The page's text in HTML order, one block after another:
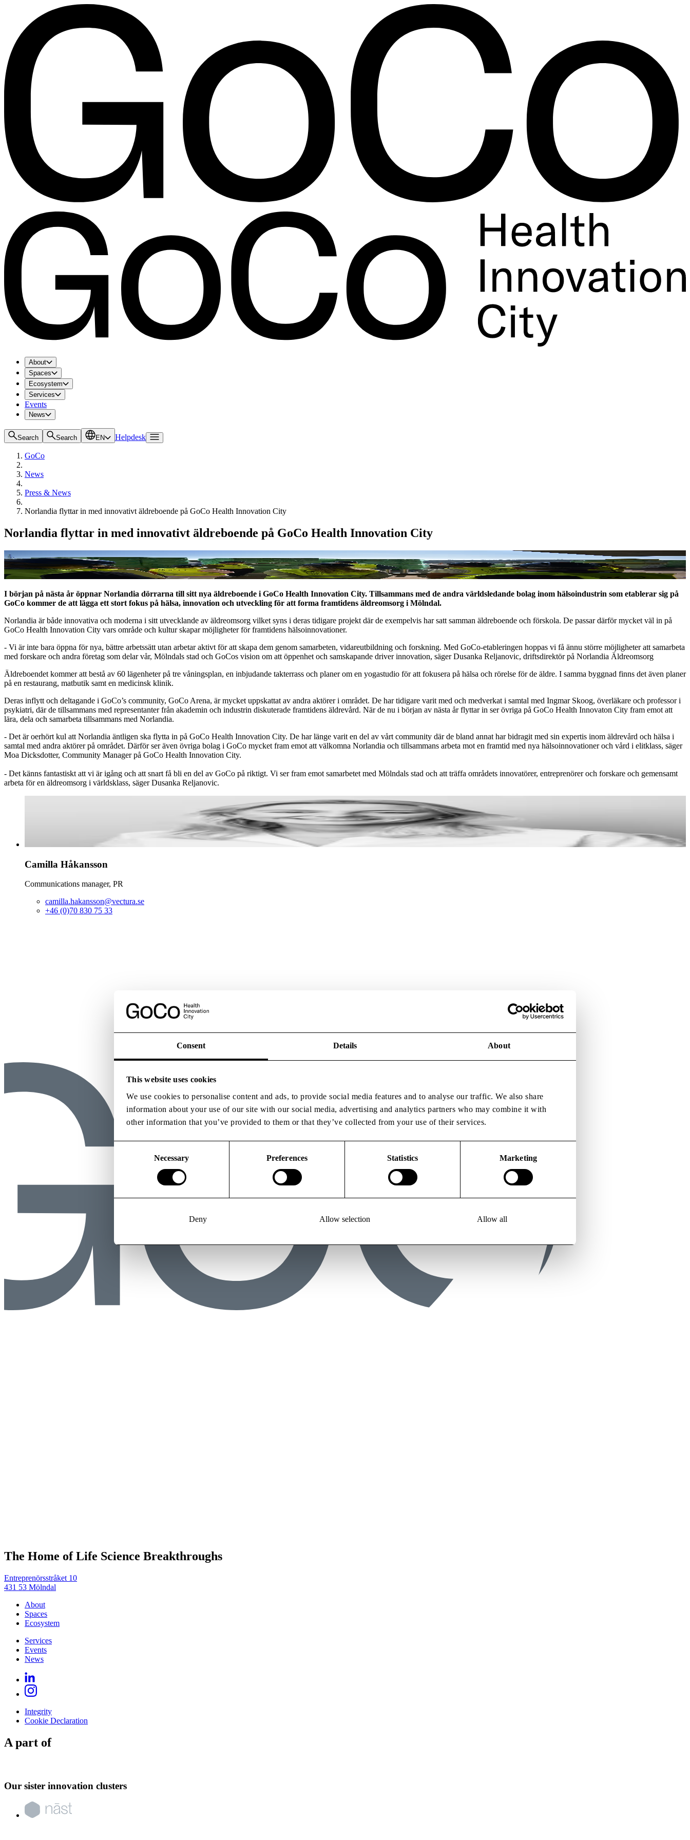
Consent Details About
This website uses cookies
We use cookies to personalise content and ads, to provide social media features and to analyse our traffic. We also share
information about your use of our site with our social media, advertising and analytics partners who may combine it with
other information that you’ve provided to them or that they’ve collected from your use of their services.
Consent
Necessary Preferences Statistics Marketing
Deny Allow selection Allow all
About
Spaces
Ecosystem
Services
Events
News
Search Search EN Helpdesk
GoCo
News
Press & News
Norlandia flyttar in med innovativt äldreboende på GoCo Health Innovation City
Norlandia flyttar in med innovativt äldreboende på GoCo Health Innovation City
I början på nästa år öppnar Norlandia dörrarna till sitt nya äldreboende i GoCo Health Innovation City. Tillsammans med de andra världsledande bolag inom hälsoindustrin som etablerar sig på
GoCo kommer de att lägga ett stort fokus på hälsa, innovation och utveckling för att forma framtidens äldreomsorg i Mölndal.
Norlandia är både innovativa och moderna i sitt utvecklande av äldreomsorg vilket syns i deras tidigare projekt där de exempelvis har satt samman äldreboende och förskola. De passar därför mycket väl in på
GoCo Health Innovation City vars område och kultur skapar möjligheter för framtidens hälsoinnovationer.
- Vi är inte bara öppna för nya, bättre arbetssätt utan arbetar aktivt för att skapa dem genom samarbeten, vidareutbildning och forskning. Med GoCo-etableringen hoppas vi få ännu större möjligheter att samarbeta
med forskare och andra företag som delar vår, Mölndals stad och GoCos vision om att öppenhet och samskapande driver innovation, säger Dusanka Reljanovic, driftsdirektör på Norlandia Äldreomsorg
Äldreboendet kommer att bestå av 60 lägenheter på tre våningsplan, en inbjudande takterrass och planer om en yogastudio för att fokusera på hälsa och rörelse för de äldre. I samma byggnad finns det även planer
på en restaurang, matbutik samt en medicinsk klinik.
Deras inflytt och deltagande i GoCo’s community, GoCo Arena, är mycket uppskattat av andra aktörer i området. De har tidigare varit med och medverkat i samtal med Ingmar Skoog, överläkare och professor i
psykiatri, där de tillsammans med representanter från akademin och industrin diskuterade framtidens äldrevård. När de nu i början av nästa år flyttar in ser övriga på GoCo Health Innovaton City fram emot att
lära, dela och samarbeta tillsammans med Norlandia.
- Det är oerhört kul att Norlandia äntligen ska flytta in på GoCo Health Innovation City. De har länge varit en del av vårt community där de bland annat har bidragit med sin expertis inom äldrevård och hälsa i
samtal med andra aktörer på området. Därför ser även övriga bolag i GoCo mycket fram emot att välkomna Norlandia och tillsammans arbeta mot en framtid med nya hälsoinnovationer och vård i elitklass, säger
Moa Dicksdotter, Community Manager på GoCo Health Innovation City.
- Det känns fantastiskt att vi är igång och att snart få bli en del av GoCo på riktigt. Vi ser fram emot samarbetet med Mölndals stad och att träffa områdets innovatörer, entreprenörer och forskare och gemensamt
arbeta för en äldreomsorg i världsklass, säger Dusanka Reljanovic.
Camilla Håkansson
Communications manager, PR
camilla.hakansson@vectura.se
+46 (0)70 830 75 33
The Home of Life Science Breakthroughs
Entreprenörsstråket 10
431 53 Mölndal
About
Spaces
Ecosystem
Services
Events
News
Integrity
Cookie Declaration
A part of
Our sister innovation clusters